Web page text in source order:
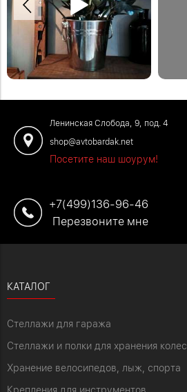
Деревянная модульная полка в
систему стеллажей Woody.
#деревяннаямебель
Ленинская Слобода, 9, под. 4
shop@avtobardak.net
Посетите наш шоурум!
+7(499)136-96-46
Перезвоните мне
КАТАЛОГ
Стеллажи для гаража
Стеллажи и полки для хранения колес
Хранение велосипедов, лыж, спорта